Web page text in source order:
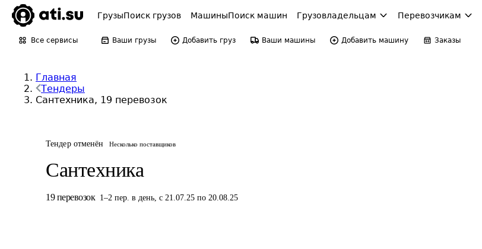
ГрузыПоиск грузов МашиныПоиск машин Грузовладельцам Перевозчикам
Все сервисы Ваши грузы Добавить груз Ваши машины Добавить машину Заказы
Главная
Тендеры
Сантехника, 19 перевозок
Тендер отменён Несколько поставщиков
Сантехника
19 перевозок 1–2 пер. в день, с 21.07.25 по 20.08.25